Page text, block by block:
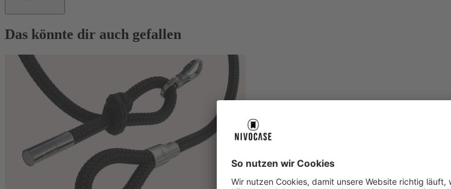
Das könnte dir auch gefallen